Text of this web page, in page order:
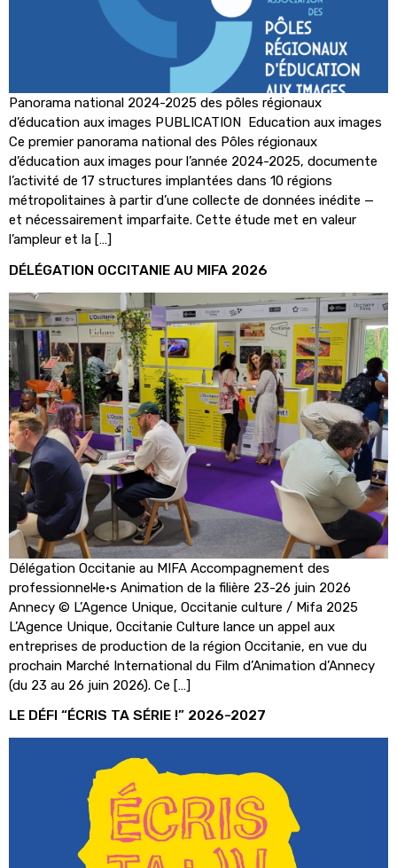
Panorama national 2024-2025 des pôles régionaux
d’éducation aux images PUBLICATION Education aux images
Ce premier panorama national des Pôles régionaux
d’éducation aux images pour l’année 2024-2025, documente
l’activité de 17 structures implantées dans 10 régions
métropolitaines à partir d’une collecte de données inédite —
et nécessairement imparfaite. Cette étude met en valeur
l’ampleur et la […]
DÉLÉGATION OCCITANIE AU MIFA 2026
Délégation Occitanie au MIFA Accompagnement des
professionnel·le·s Animation de la filière 23-26 juin 2026
Annecy © L’Agence Unique, Occitanie culture / Mifa 2025
L’Agence Unique, Occitanie Culture lance un appel aux
entreprises de production de la région Occitanie, en vue du
prochain Marché International du Film d’Animation d’Annecy
(du 23 au 26 juin 2026). Ce […]
LE DÉFI “ÉCRIS TA SÉRIE !” 2026-2027